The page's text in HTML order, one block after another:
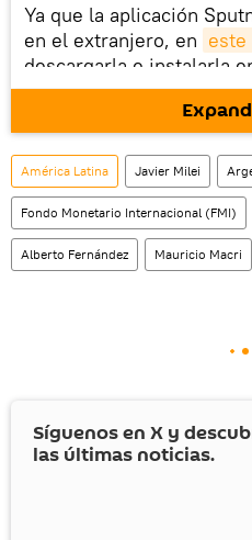
Ya que la aplicación
en el extranjero, en este
descargarla e instalarla
móvil (¡solo para
América Latina Javier Milei
Fondo Monetario Internacional (FMI)
Alberto Fernández Mauricio Macri
Síguenos en X y
las últimas noticias.